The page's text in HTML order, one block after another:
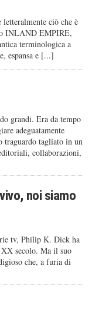
ciò che è
INLAND EMPIRE,
terminologica a
espansa e [...]
grandi. Era da tempo
adeguatamente
traguardo tagliato in un
collaborazioni,
noi siamo
tv, Philip K. Dick ha
secolo. Ma il suo
che, a furia di